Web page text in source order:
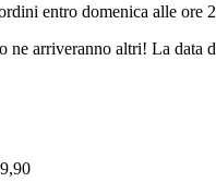
entro domenica alle ore
ne arriveranno altri! La